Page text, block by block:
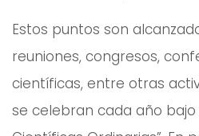
Estos puntos son
reuniones, congresos,
científicas, entre otras
se celebran cada año bajo